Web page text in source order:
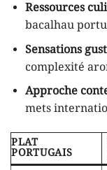
Ressources
bacalhau
Sensations
complexité
Approche
mets
PLAT
PORTUGAIS